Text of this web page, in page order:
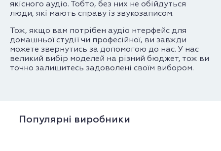
якісного аудіо. Тобто, без них не обійдуться
люди, які мають справу із звукозаписом.
Тож, якщо вам потрібен аудіо нтерфейс для
домашньої студії чи професійної, ви завжди
можете звернутись за допомогою до нас. У нас
великий вибір моделей на різний бюджет, тож ви
точно залишитесь задоволені своїм вибором.
Популярні виробники